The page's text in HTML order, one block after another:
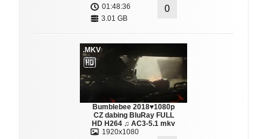
01:48:36
3.01 GB
0
.MKV
Bumblebee 2018♥1080p
CZ dabing BluRay FULL
HD H264 ♫ AC3-5.1 mkv
1920x1080